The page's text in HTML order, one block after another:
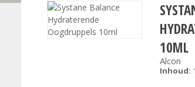
10ML
Alcon
Inhoud: